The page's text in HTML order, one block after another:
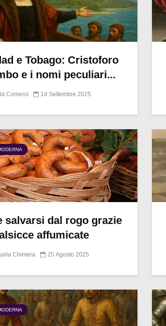
e Tobago: Cristoforo
e i nomi peculiari...
Comerci 14 Settembre 2025
salvarsi dal rogo grazie
affumicate
Chimera 25 Agosto 2025